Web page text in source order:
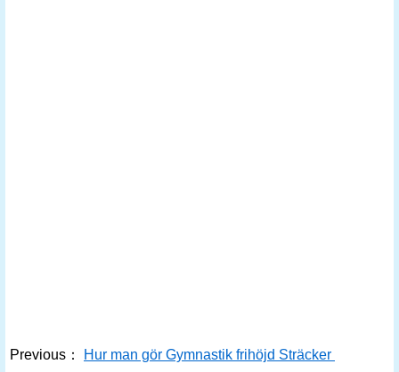
Previous：
Hur man gör Gymnastik frihöjd Sträcker